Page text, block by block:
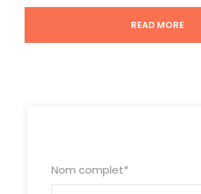
Nom complet*
Jour 2 DELHI
découvrirez la Jama Masjid, la plus
READ MORE